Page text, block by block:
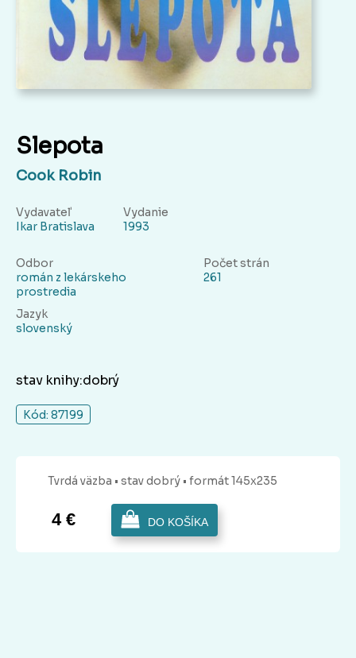
Slepota
Cook Robin
Vydavateľ
Ikar Bratislava
Vydanie
1993
Odbor
román z lekárskeho
prostredia
Počet strán
261
Jazyk
slovenský
stav knihy:dobrý
Kód: 87199
Tvrdá väzba • stav dobrý • formát 145x235
4 € DO KOŠÍKA